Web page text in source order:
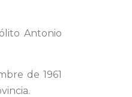
Antonio
de 1961